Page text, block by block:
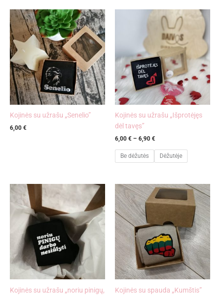
Kojinės su užrašu „Senelio”
6,00 €
Kojinės su užrašu „Išprotėjęs
dėl tavęs”
6,00 € – 6,90 €
range:
6,00 €
through
6,90 €
Be dėžutės Dėžutėje
Kojinės su užrašu „noriu pinigų,
Kojinės su spauda „Kumštis”